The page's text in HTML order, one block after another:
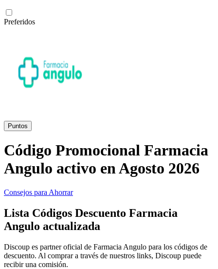
Amazon
Booking.com
Temu
MediaMarkt
Vacaciones y
Transporte
Perfumes
Tiempo libre
Preferidos
Puntos
Código Promocional Farmacia
Angulo activo en Agosto 2026
Consejos para Ahorrar
Lista Códigos Descuento Farmacia
Angulo actualizada
Discoup es partner oficial de Farmacia Angulo para los códigos de
descuento. Al comprar a través de nuestros links, Discoup puede
recibir una comisión.